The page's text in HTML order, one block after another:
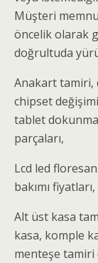
Müşteri
öncelik olarak
doğrultuda
Anakart tamiri,
chipset
tablet
parçaları,
Lcd led
bakımı fiyatları,
Alt üst kasa
kasa, komple
menteşe tamiri